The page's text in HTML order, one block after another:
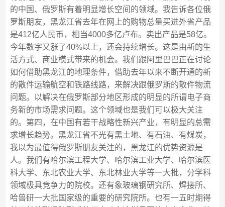
的中国、俄罗斯有着明显增长空间的领域。我告诉各位俄
罗斯朋友，黑龙江省去年在网上的购物总量买进外省产品
是412亿人民币，相当4000多亿卢布。卖出产品是58亿。
今年数字又涨了40%以上，还会持续增长。这是由新的生
活方式、商业模式带来的机会。我们跟阿里巴巴正在讨论
如何借助黑龙江的地理条件，借助去年以来不断开通的新
的散件运输航空和铁路线路，来解决跟俄罗斯的散件物流
问题。以解决在俄罗斯部分地区形成的明显的所谓电子商
务新的市场需求问题。这个领域也是我们可以极大关注
的。第四，在中国有若干战略性新兴产业，有明显的总需
求增长趋势。黑龙江省不光有黑土地、有石油、有煤炭，
我以为最值得俄罗斯朋友关注的，黑龙江的优势资源是
人。我们有哈尔滨工程大学、哈尔滨工业大学、哈尔滨医
科大学、东北农业大学、东北林业大学等一大批，分学科
领域极具竞争力的院校。还有象玻璃钢研究所、焊接所、
哈兽研一大批国家级的重要的研究院所。也有一五时期得